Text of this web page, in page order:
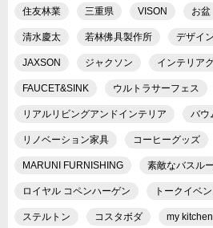
住友林業 三重県 VISON お盆
清水慶太 若林佛具製作所 デザイ
JAXSON ジャクソン インテリア
FAUCET&SINK ウルトラサーフェス
リアルリビングアンドインテリア バウ
リノベーション家具 コーヒーグッズ
MARUNI FURNISHING 素敵なバスル
ロイヤル コペンハーゲン トークイベン
ステルトン コスタボダ my